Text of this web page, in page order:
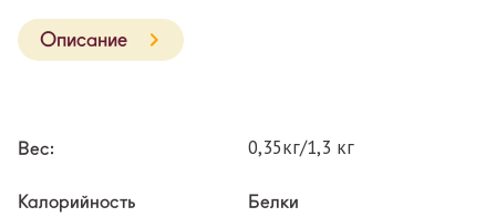
Описание
Вес: 0,35кг/1,3 кг
Калорийность Белки